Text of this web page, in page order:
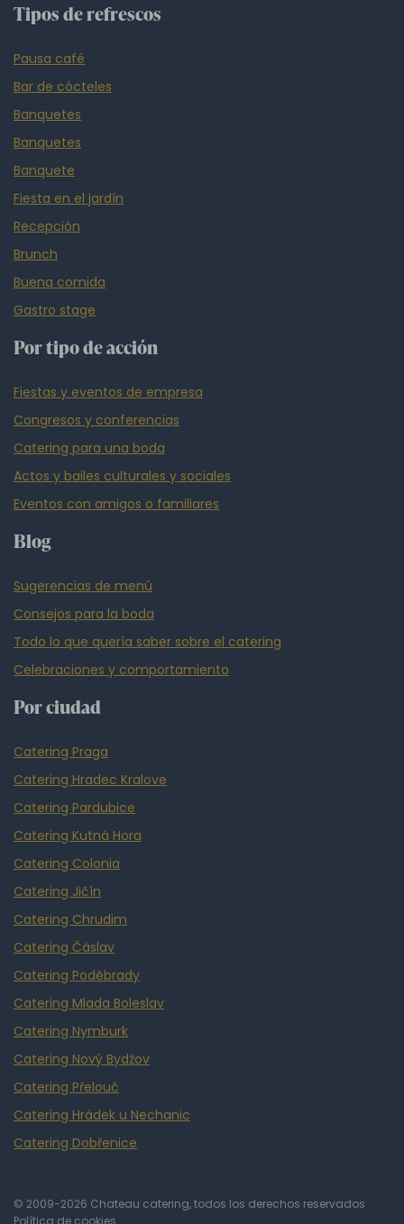
Tipos de refrescos
Pausa café
Bar de cócteles
Banquetes
Banquetes
Banquete
Fiesta en el jardín
Recepción
Brunch
Buena comida
Gastro stage
Por tipo de acción
Fiestas y eventos de empresa
Congresos y conferencias
Catering para una boda
Actos y bailes culturales y sociales
Eventos con amigos o familiares
Blog
Sugerencias de menú
Consejos para la boda
Todo lo que quería saber sobre el catering
Celebraciones y comportamiento
Por ciudad
Catering Praga
Catering Hradec Kralove
Catering Pardubice
Catering Kutná Hora
Catering Colonia
Catering Jičín
Catering Chrudim
Catering Čáslav
Catering Poděbrady
Catering Mlada Boleslav
Catering Nymburk
Catering Nový Bydžov
Catering Přelouč
Catering Hrádek u Nechanic
Catering Dobřenice
© 2009-2026 Chateau catering, todos los derechos reservados
Política de cookies